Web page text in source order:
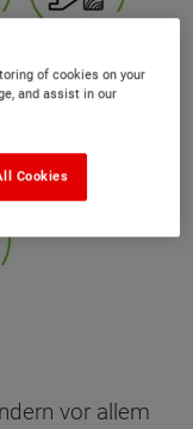
vor allem
of cookies on your
and assist in our
Cookies